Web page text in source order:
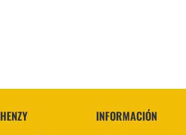
HENZY INFORMACIÓN